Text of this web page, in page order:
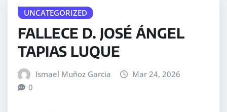
UNCATEGORIZED
FALLECE D. JOSÉ ÁNGEL
TAPIAS LUQUE
Ismael Muñoz Garcia
Mar 24, 2026
0